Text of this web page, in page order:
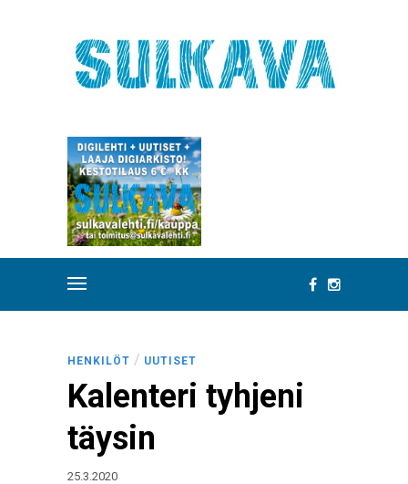
HENKILÖT / UUTISET
Kalenteri tyhjeni
täysin
25.3.2020